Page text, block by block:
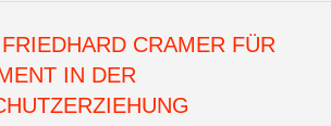
CRAMER FÜR
IN DER